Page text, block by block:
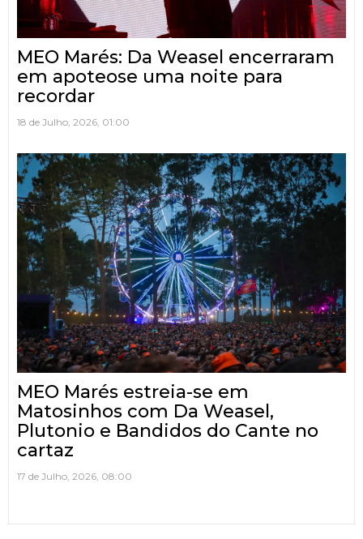
MEO Marés: Da Weasel encerraram
em apoteose uma noite para
recordar
18 de Julho, 2026, 01:00
MEO Marés estreia-se em
Matosinhos com Da Weasel,
Plutonio e Bandidos do Cante no
cartaz
17 de Julho, 2026, 08:00